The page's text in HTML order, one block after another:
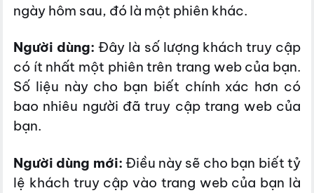
ngày hôm sau, đó là một phiên khác.
Người dùng: Đây là số lượng khách truy cập
có ít nhất một phiên trên trang web của bạn.
Số liệu này cho bạn biết chính xác hơn có
bao nhiêu người đã truy cập trang web của
bạn.
Người dùng mới: Điều này sẽ cho bạn biết tỷ
lệ khách truy cập vào trang web của bạn là